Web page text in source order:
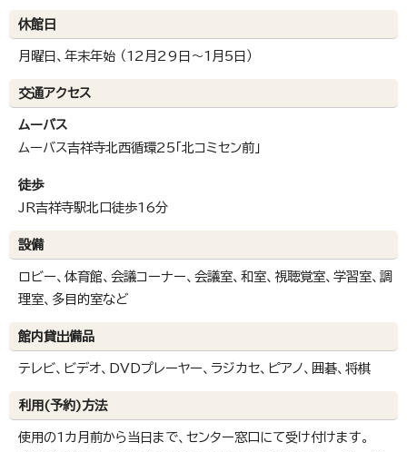
休館日
月曜日、年末年始 （12月29日～1月5日）
交通アクセス
ムーバス
ムーバス吉祥寺北西循環25「北コミセン前」
徒歩
JR吉祥寺駅北口徒歩16分
設備
ロビー、体育館、会議コーナー、会議室、和室、視聴覚室、学習室、調
理室、多目的室など
館内貸出備品
テレビ、ビデオ、DVDプレーヤー、ラジカセ、ピアノ、囲碁、将棋
利用(予約)方法
使用の1カ月前から当日まで、センター窓口にて受け付けます。